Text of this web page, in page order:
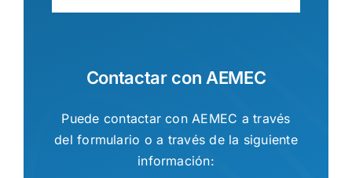
Contactar con AEMEC
Puede contactar con AEMEC a través
del formulario o a través de la siguiente
información: